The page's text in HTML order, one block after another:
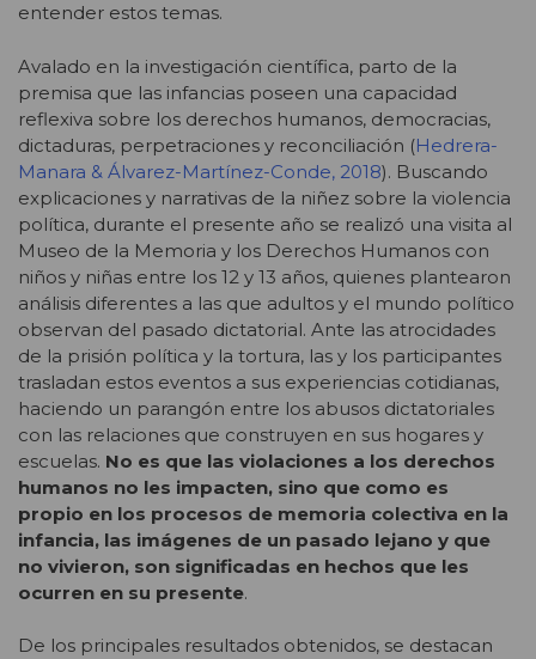
entender estos temas.
Avalado en la investigación científica, parto de la
premisa que las infancias poseen una capacidad
reflexiva sobre los derechos humanos, democracias,
dictaduras, perpetraciones y reconciliación (Hedrera-
Manara & Álvarez-Martínez-Conde, 2018). Buscando
explicaciones y narrativas de la niñez sobre la violencia
política, durante el presente año se realizó una visita al
Museo de la Memoria y los Derechos Humanos con
niños y niñas entre los 12 y 13 años, quienes plantearon
análisis diferentes a las que adultos y el mundo político
observan del pasado dictatorial. Ante las atrocidades
de la prisión política y la tortura, las y los participantes
trasladan estos eventos a sus experiencias cotidianas,
haciendo un parangón entre los abusos dictatoriales
con las relaciones que construyen en sus hogares y
escuelas. No es que las violaciones a los derechos
humanos no les impacten, sino que como es
propio en los procesos de memoria colectiva en la
infancia, las imágenes de un pasado lejano y que
no vivieron, son significadas en hechos que les
ocurren en su presente.
De los principales resultados obtenidos, se destacan